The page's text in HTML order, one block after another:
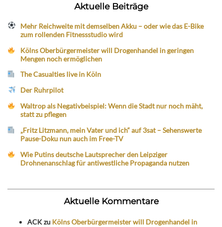
Aktuelle Beiträge
Mehr Reichweite mit demselben Akku – oder wie das E-Bike
zum rollenden Fitnessstudio wird
Kölns Oberbürgermeister will Drogenhandel in geringen
Mengen noch ermöglichen
The Casualties live in Köln
Der Ruhrpilot
Waltrop als Negativbeispiel: Wenn die Stadt nur noch mäht,
statt zu pflegen
„Fritz Litzmann, mein Vater und ich“ auf 3sat – Sehenswerte
Pause-Doku nun auch im Free-TV
Wie Putins deutsche Lautsprecher den Leipziger
Drohnenanschlag für antiwestliche Propaganda nutzen
Aktuelle Kommentare
ACKzu Kölns Oberbürgermeister will Drogenhandel in